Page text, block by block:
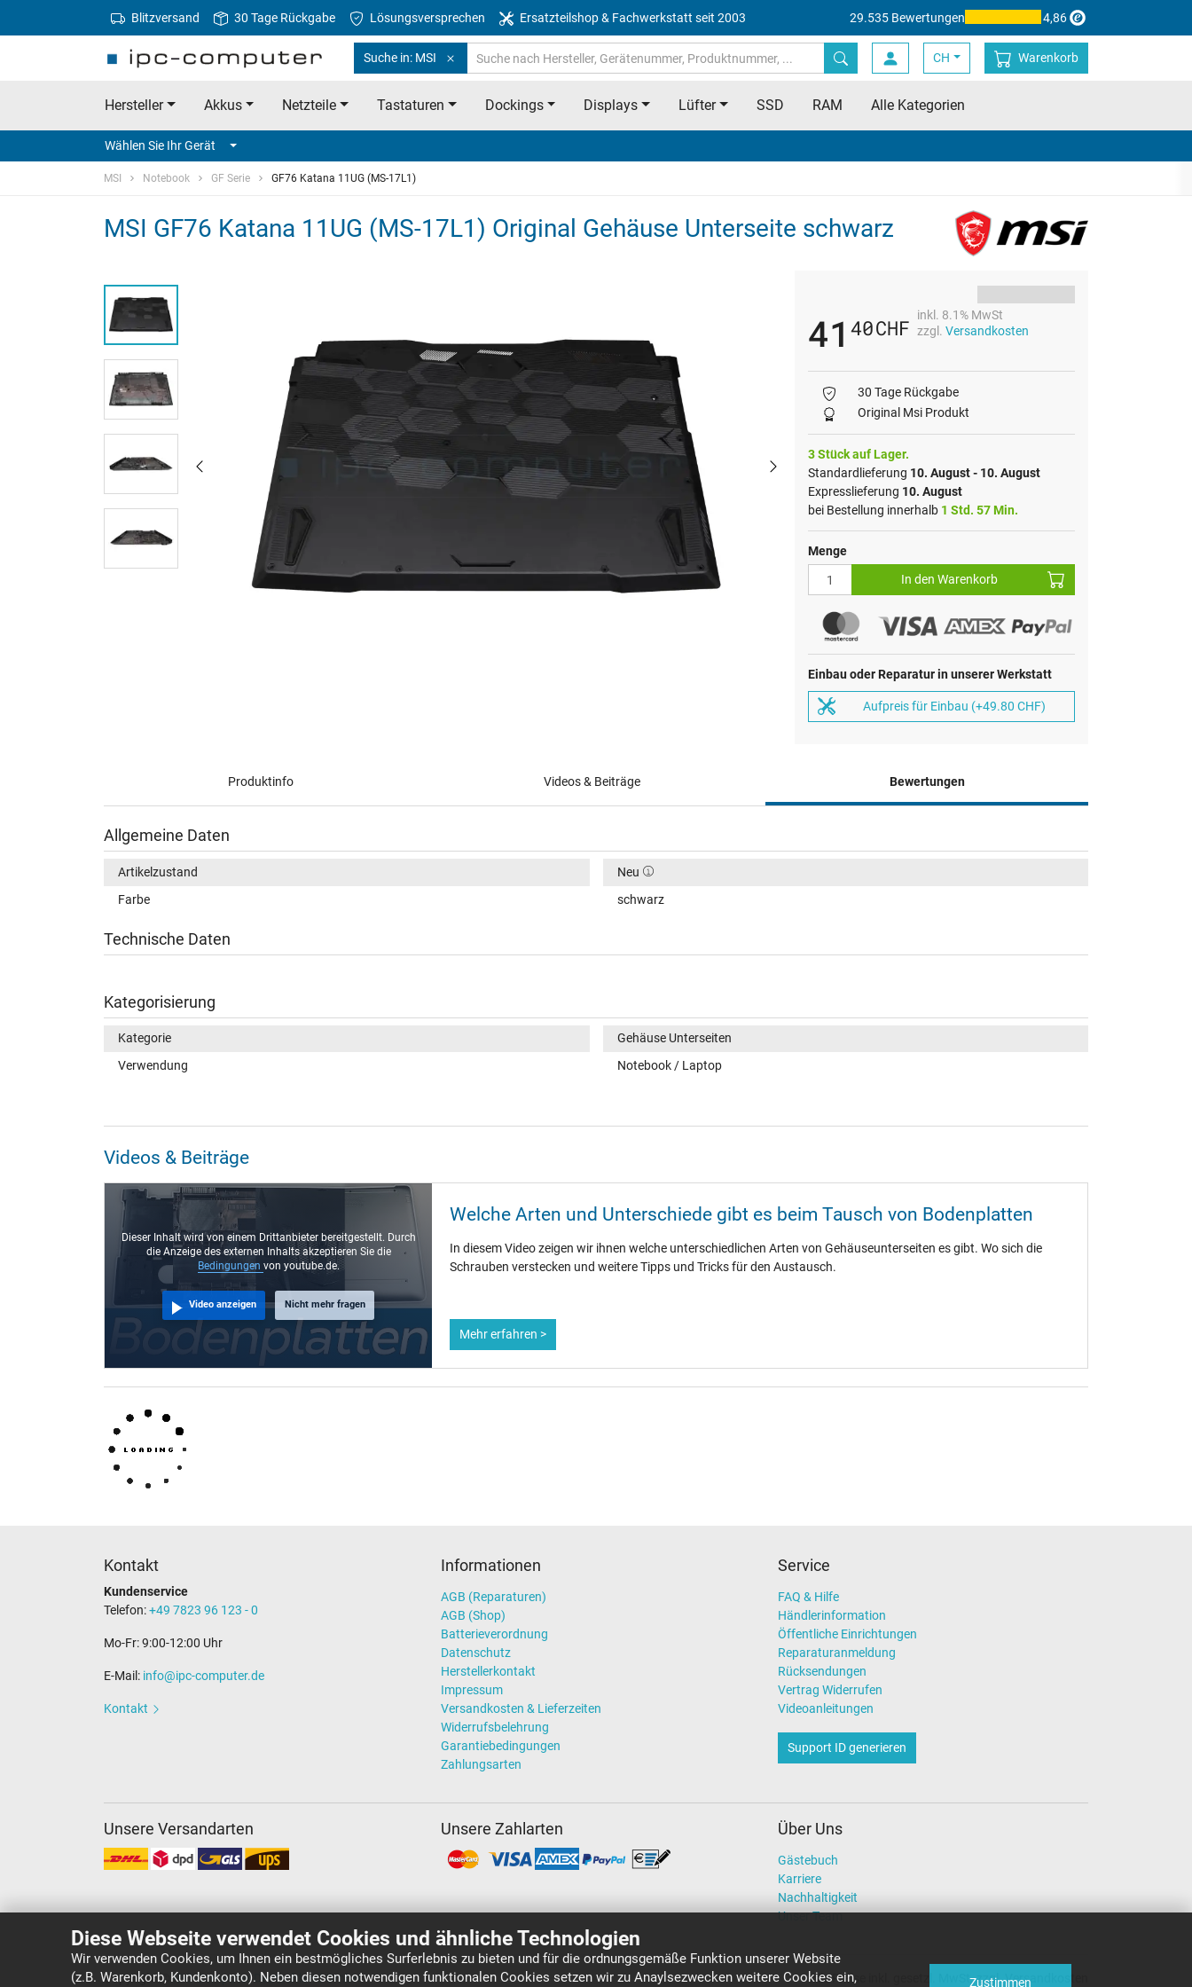
Diese Webseite verwendet Cookies und ähnliche Technologien
Wir verwenden Cookies, um Ihnen ein bestmögliches Surferlebnis zu bieten und für die ordnungsgemäße Funktion unserer Website
(z.B. Warenkorb, Kundenkonto). Neben diesen notwendigen funktionalen Cookies setzen wir zu Anaylsezwecken weitere Cookies ein,
Zustimmen
Blitzversand 30 Tage Rückgabe Lösungsversprechen Ersatzteilshop & Fachwerkstatt seit 2003 29.535 Bewertungen 4,86
Suche in: MSI CH Warenkorb
Hersteller Akkus Netzteile Tastaturen Dockings Displays Lüfter SSD RAM Alle Kategorien
Wählen Sie Ihr Gerät
MSI Notebook GF Serie GF76 Katana 11UG (MS-17L1)
MSI GF76 Katana 11UG (MS-17L1) Original Gehäuse Unterseite schwarz
41 40CHF
inkl. 8.1% MwSt
zzgl. Versandkosten
30 Tage Rückgabe
Original Msi Produkt
3 Stück auf Lager.
Standardlieferung 10. August - 10. August
Expresslieferung 10. August
bei Bestellung innerhalb 1 Std. 57 Min.
Menge
In den Warenkorb
Einbau oder Reparatur in unserer Werkstatt
Aufpreis für Einbau (+49.80 CHF)
Produktinfo Videos & Beiträge Bewertungen
Allgemeine Daten
Artikelzustand
Neu
Farbe
schwarz
Technische Daten
Kategorisierung
Kategorie
Gehäuse Unterseiten
Verwendung
Notebook / Laptop
Videos & Beiträge
Dieser Inhalt wird von einem Drittanbieter bereitgestellt. Durch
die Anzeige des externen Inhalts akzeptieren Sie die
Bedingungen von youtube.de.
Video anzeigen Nicht mehr fragen
Welche Arten und Unterschiede gibt es beim Tausch von Bodenplatten
In diesem Video zeigen wir ihnen welche unterschiedlichen Arten von Gehäuseunterseiten es gibt. Wo sich die
Schrauben verstecken und weitere Tipps und Tricks für den Austausch.
Mehr erfahren >
Kontakt
Kundenservice
Telefon:+49 7823 96 123 - 0
Mo-Fr: 9:00-12:00 Uhr
E-Mail: info@ipc-computer.de
Kontakt
Informationen
AGB (Reparaturen)
AGB (Shop)
Batterieverordnung
Datenschutz
Herstellerkontakt
Impressum
Versandkosten & Lieferzeiten
Widerrufsbelehrung
Garantiebedingungen
Zahlungsarten
Service
FAQ & Hilfe
Händlerinformation
Öffentliche Einrichtungen
Reparaturanmeldung
Rücksendungen
Vertrag Widerrufen
Videoanleitungen
Support ID generieren
Über Uns
Gästebuch
Karriere
Nachhaltigkeit
Unser Team
Unsere Versandarten Unsere Zahlarten
Copyright ©IPC-Computer Deutschland GmbH Alle Preise inkl. gesetzl. MwSt. zzgl. Versandkosten